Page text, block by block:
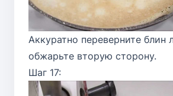
Аккуратно переверните блин
обжарьте вторую сторону.
Шаг 17: